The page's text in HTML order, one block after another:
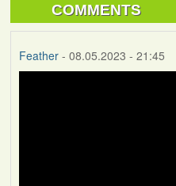
COMMENTS
Feather- 08.05.2023 - 21:45